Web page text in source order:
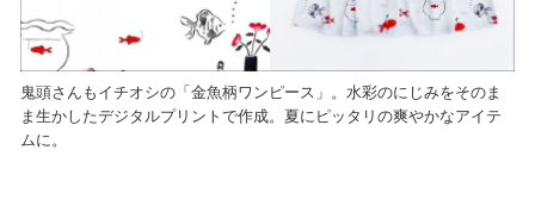
鬼頭さんもイチオシの「金魚柄ワンピース」。水彩のにじみをそのま
ま生かしたデジタルプリントで作成。夏にピッタリの爽やかなアイテ
ムに。